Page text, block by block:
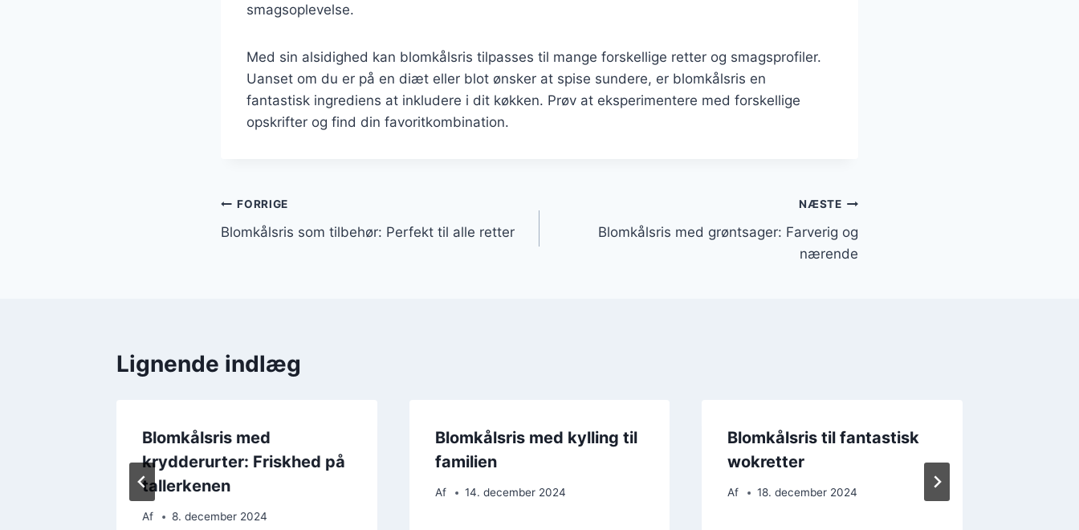
smagsoplevelse.
Med sin alsidighed kan blomkålsris tilpasses til mange forskellige retter og smagsprofiler.
Uanset om du er på en diæt eller blot ønsker at spise sundere, er blomkålsris en
fantastisk ingrediens at inkludere i dit køkken. Prøv at eksperimentere med forskellige
opskrifter og find din favoritkombination.
Indlægsnavigation
FORRIGE
Blomkålsris som tilbehør: Perfekt til alle retter
NÆSTE
Blomkålsris med grøntsager: Farverig og
nærende
Lignende indlæg
Blomkålsris med
krydderurter: Friskhed på
tallerkenen
Af 8. december 2024
Blomkålsris med kylling til
familien
Af 14. december 2024
Blomkålsris til fantastisk
wokretter
Af 18. december 2024